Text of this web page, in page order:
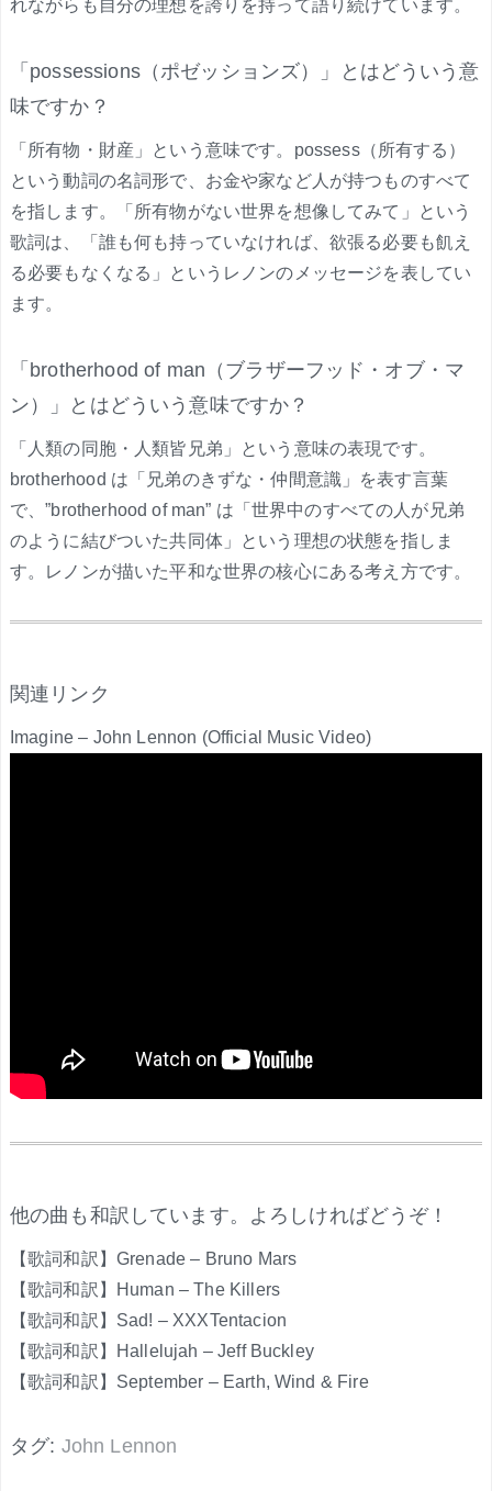
れながらも自分の理想を誇りを持って語り続けています。
「possessions（ポゼッションズ）」とはどういう意
味ですか？
「所有物・財産」という意味です。possess（所有する）
という動詞の名詞形で、お金や家など人が持つものすべて
を指します。「所有物がない世界を想像してみて」という
歌詞は、「誰も何も持っていなければ、欲張る必要も飢え
る必要もなくなる」というレノンのメッセージを表してい
ます。
「brotherhood of man（ブラザーフッド・オブ・マ
ン）」とはどういう意味ですか？
「人類の同胞・人類皆兄弟」という意味の表現です。
brotherhood は「兄弟のきずな・仲間意識」を表す言葉
で、”brotherhood of man” は「世界中のすべての人が兄弟
のように結びついた共同体」という理想の状態を指しま
す。レノンが描いた平和な世界の核心にある考え方です。
関連リンク
Imagine – John Lennon (Official Music Video)
他の曲も和訳しています。よろしければどうぞ！
【歌詞和訳】Grenade – Bruno Mars
【歌詞和訳】Human – The Killers
【歌詞和訳】Sad! – XXXTentacion
【歌詞和訳】Hallelujah – Jeff Buckley
【歌詞和訳】September – Earth, Wind & Fire
タグ: John Lennon